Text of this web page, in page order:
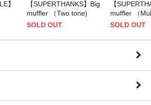
】
【SUPERTHANKS】Big
muffler （Two tone)
SOLD OUT
【
muffler （
SOLD OUT